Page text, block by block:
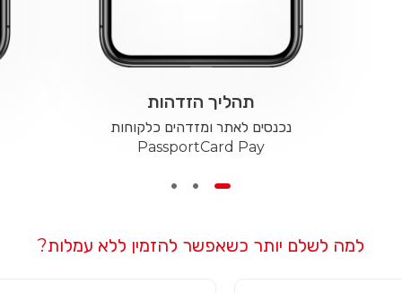
תהליך הזדהות
נכנסים לאתר ומזדהים כלקוחות
PassportCard Pay​
למה לשלם יותר כשאפשר להזמין ללא עמלות?​